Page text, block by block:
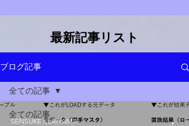
最新記事リスト
ブログ記事
全ての記事
全ての記事
SENSUKE KURIYAMA